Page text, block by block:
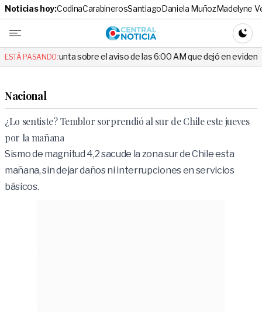
Noticias hoy:CodinaCarabinerosSantiagoDaniela MuñozMadelyne
Central
ESTÁ PASANDO:sobre el aviso de las 6:00 AM que dejó en evidencia al
Nacional
¿Lo sentiste? Temblor sorprendió al sur de Chile este jueves
por la mañana
Sismo de magnitud 4,2 sacude la zona sur de Chile esta
mañana, sin dejar daños ni interrupciones en servicios
básicos.